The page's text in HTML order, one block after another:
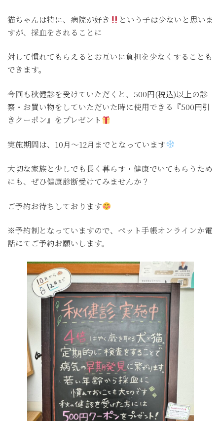
猫ちゃんは特に、病院が好き
という子は少ないと思いま
すが、採血をされることに
対して慣れてもらえるとお互いに負担を少なくすることも
できます。
今回も秋健診を受けていただくと、500円(税込)以上の診
察・お買い物をしていただいた時に使用できる『500円引
きクーポン』をプレゼント
実施期間は、10月〜12月までとなっています
大切な家族と少しでも長く暮らす・健康でいてもらうため
にも、ぜひ健康診断受けてみませんか？
ご予約お待ちしております
※予約制となっていますので、ペット手帳オンラインか電
話にてご予約お願いします。